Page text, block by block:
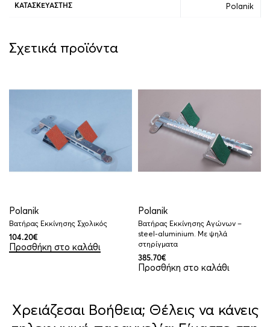
ΚΑΤΑΣΚΕΥΑΣΤΉΣ Polanik
Σχετικά προϊόντα
Polanik
Βατήρας Εκκίνησης Σχολικός
104.20€
Προσθήκη στο καλάθι
Polanik
Βατήρας Εκκίνησης Αγώνων –
steel-aluminium. Με ψηλά
στηρίγματα
385.70€
Προσθήκη στο καλάθι
Χρειάζεσαι Βοήθεια; Θέλεις να κάνεις